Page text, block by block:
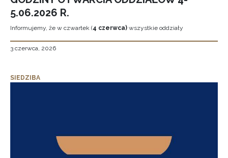
5.06.2026 R.
Informujemy, że w czwartek (4 czerwca) wszystkie oddziały
3 czerwca, 2026
SIEDZIBA